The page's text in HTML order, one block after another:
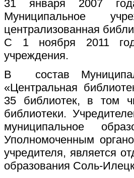
31 января 2007
Муниципальное
централизованная
С 1 ноября 2011
учреждения.
В состав
«Центральная
35 библиотек, в том
библиотеки.
муниципальное
Уполномоченным
учредителя, является
образования Соль-